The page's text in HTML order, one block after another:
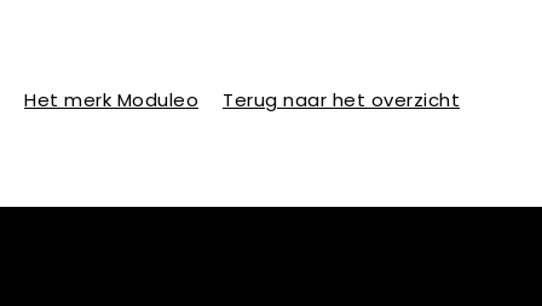
Het merk Moduleo Terug naar het overzicht